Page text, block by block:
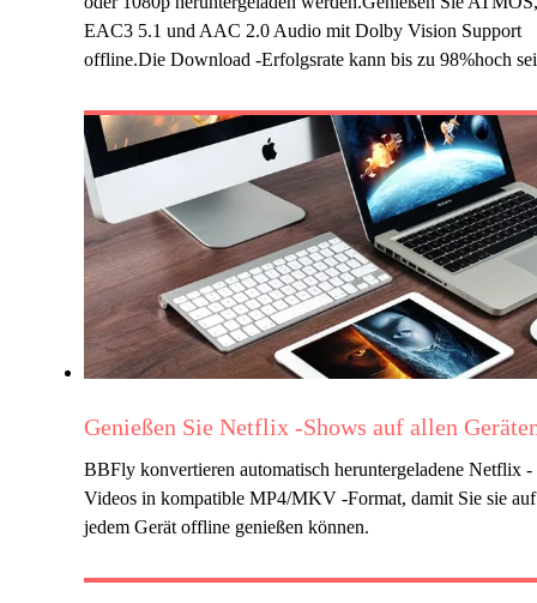
EAC3 5.1 und AAC 2.0 Audio mit Dolby Vision Support
offline.Die Download -Erfolgsrate kann bis zu 98%hoch
Genießen Sie Netflix -Shows auf allen
BBFly konvertieren automatisch heruntergeladene Netflix -
Videos in kompatible MP4/MKV -Format, damit Sie sie auf
jedem Gerät offline genießen können.